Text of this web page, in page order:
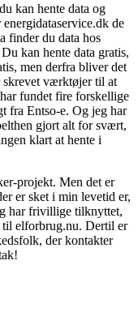
kan hente data og
de
finder du data hos
kan hente data gratis,
men derfra bliver det
skrevet værktøjer til at
fundet fire forskellige
fra Entso-e. Og jeg har
gjort alt for svært,
klart at hente i
projekt. Men det er
er sket i min levetid er,
har frivillige tilknyttet,
til elforbrug.nu. Dertil er
der kontakter